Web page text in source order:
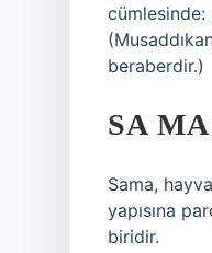
beraberdir.)
SA
Sama,
yapısına
biridir.